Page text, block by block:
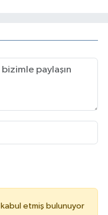
kabul etmiş bulunuyor